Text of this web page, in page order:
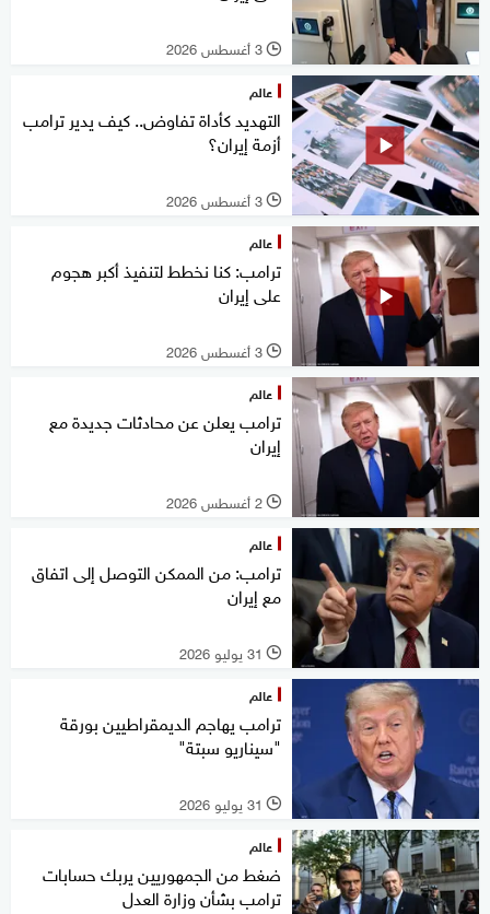
l 3 أغسطس 2026
عالم
التهديد كأداة تفاوض.. كيف يدير ترامب
أزمة إيران؟
l 3 أغسطس 2026
عالم
ترامب: كنا نخطط لتنفيذ أكبر هجوم
على إيران
l 3 أغسطس 2026
عالم
ترامب يعلن عن محادثات جديدة مع
إيران
l 2 أغسطس 2026
عالم
ترامب: من الممكن التوصل إلى اتفاق
مع إيران
l 31 يوليو 2026
عالم
ترامب يهاجم الديمقراطيين بورقة
"سيناريو سبتة"
l 31 يوليو 2026
عالم
ضغط من الجمهوريين يربك حسابات
ترامب بشأن وزارة العدل